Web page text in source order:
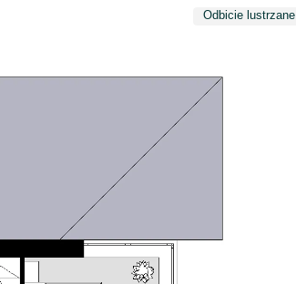
Odbicie lustrzane